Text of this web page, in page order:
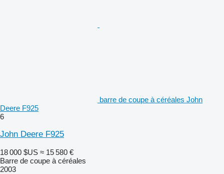
barre de coupe à céréales John
Deere F925
6
John Deere F925
18 000 $US ≈ 15 580 €
Barre de coupe à céréales
2003